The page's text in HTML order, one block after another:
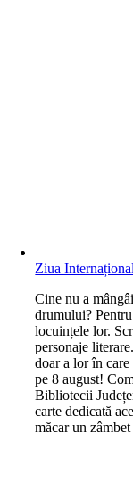
Ziua
Cine nu a
drumului?
locuințele lor.
personaje
doar a lor în
pe 8 august!
Bibliotecii
carte dedicată
măcar un zâmbet